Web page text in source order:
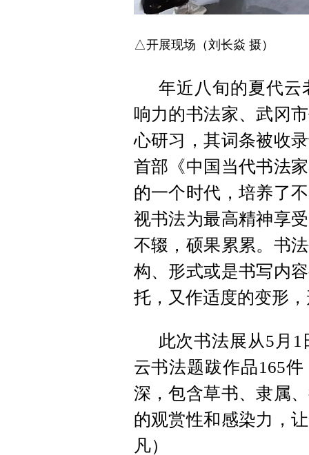
△开展现场 （刘长焱 摄）
年近八旬的夏代云
响力的书法家、武冈
心研习，其词条被收
首部《中国当代书法
的一个时代，培养了
视书法为最高精神享
不辍，硕果累累。书
构、形式或是书写内
托，又作适度的变形
此次书法展从5月
云书法题跋作品165
深，包含草书、隶属
的观赏性和感染力，
凡）